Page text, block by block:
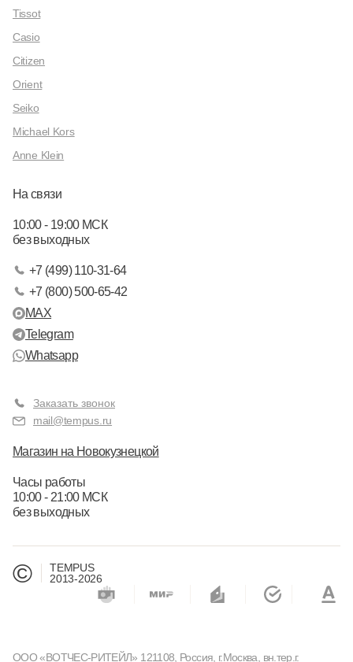
Tissot
Casio
Citizen
Orient
Seiko
Michael Kors
Anne Klein
На связи
10:00 - 19:00 МСК
без выходных
+7 (499) 110-31-64
+7 (800) 500-65-42
MAX
Telegram
Whatsapp
Заказать звонок
mail@tempus.ru
Магазин на Новокузнецкой
Часы работы
10:00 - 21:00 МСК
без выходных
©
TEMPUS
2013-2026
ООО «ВОТЧЕС-РИТЕЙЛ» 121108, Россия, г.Москва, вн.тер.г.